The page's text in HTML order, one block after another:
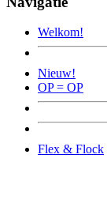
Welkom!
Nieuw!
OP = OP
Flex & Flock